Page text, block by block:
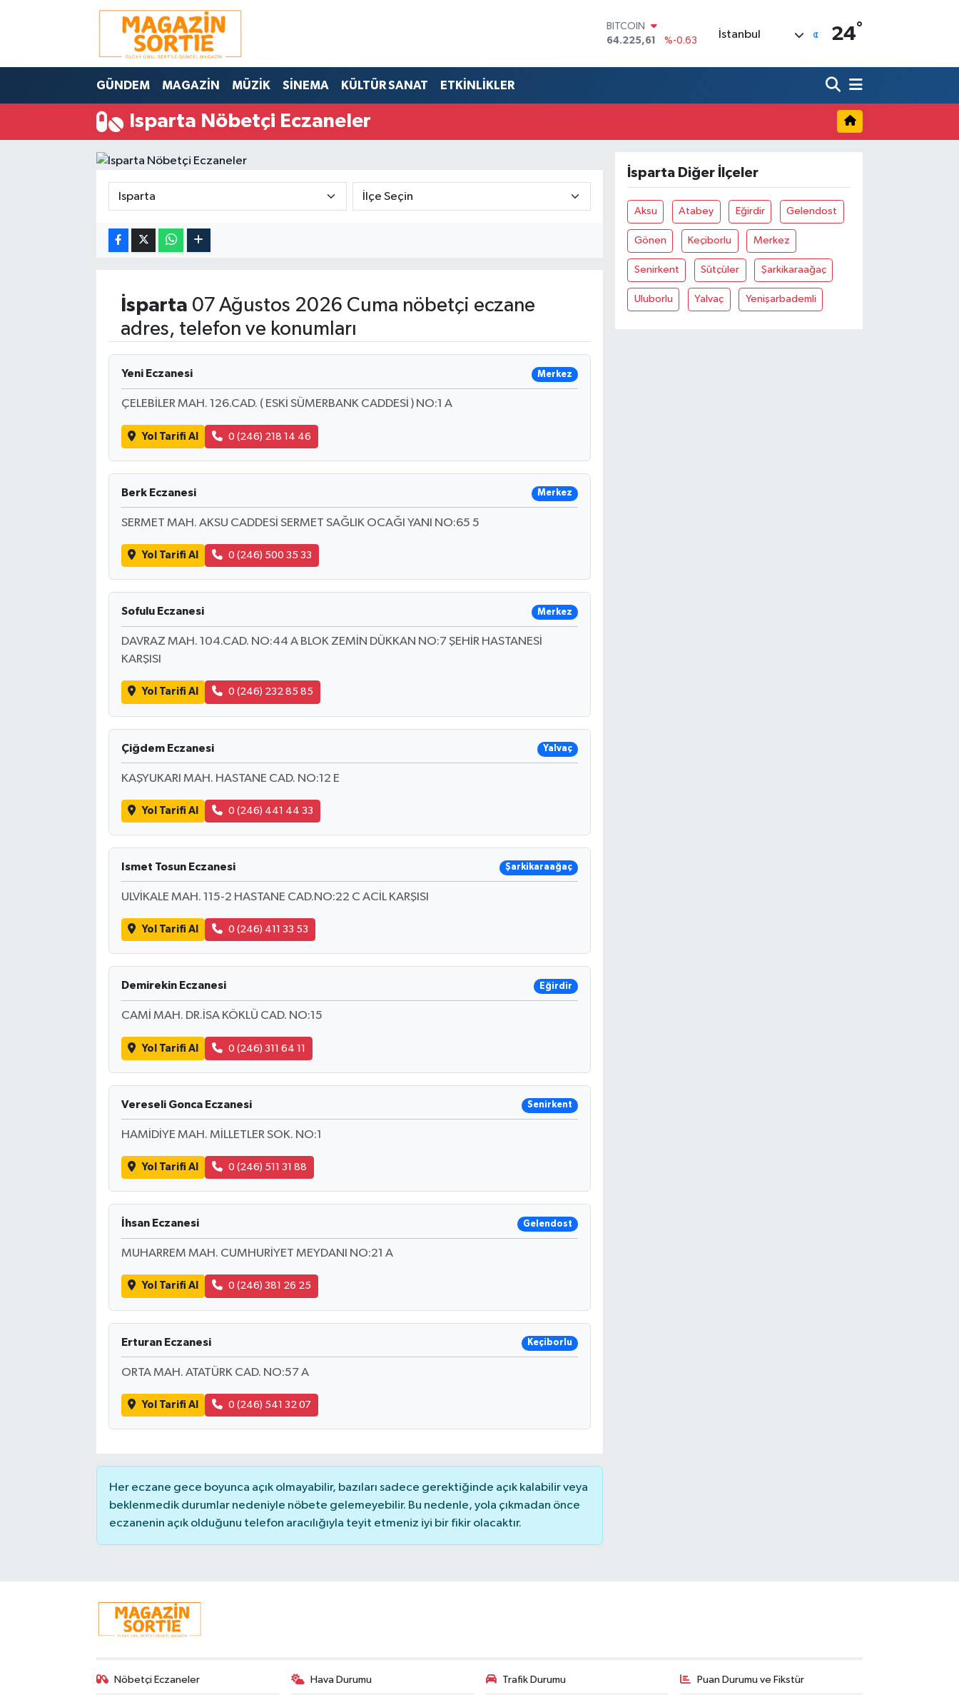
BITCOIN
64.225,61
%-0.63
47,6704
%0
GRAM ALTIN
BİST100
13.799
İstanbul 24°
GÜNDEM MAGAZİN MÜZİK SİNEMA KÜLTÜR SANAT ETKİNLİKLER
Isparta Nöbetçi Eczaneler
İsparta 07 Ağustos 2026 Cuma nöbetçi eczane
adres, telefon ve konumları
Yeni Eczanesi Merkez
ÇELEBİLER MAH. 126.CAD. ( ESKİ SÜMERBANK CADDESİ ) NO:1 A
Yol Tarifi Al 0 (246) 218 14 46
Berk Eczanesi Merkez
SERMET MAH. AKSU CADDESİ SERMET SAĞLIK OCAĞI YANI NO:65 5
Yol Tarifi Al 0 (246) 500 35 33
Sofulu Eczanesi Merkez
DAVRAZ MAH. 104.CAD. NO:44 A BLOK ZEMİN DÜKKAN NO:7 ŞEHİR HASTANESİ
KARŞISI
Yol Tarifi Al 0 (246) 232 85 85
Çiğdem Eczanesi Yalvaç
KAŞYUKARI MAH. HASTANE CAD. NO:12 E
Yol Tarifi Al 0 (246) 441 44 33
Ismet Tosun Eczanesi Şarkikaraağaç
ULVİKALE MAH. 115-2 HASTANE CAD.NO:22 C ACİL KARŞISI
Yol Tarifi Al 0 (246) 411 33 53
Demirekin Eczanesi Eğirdir
CAMİ MAH. DR.İSA KÖKLÜ CAD. NO:15
Yol Tarifi Al 0 (246) 311 64 11
Vereseli Gonca Eczanesi Senirkent
HAMİDİYE MAH. MİLLETLER SOK. NO:1
Yol Tarifi Al 0 (246) 511 31 88
İhsan Eczanesi Gelendost
MUHARREM MAH. CUMHURİYET MEYDANI NO:21 A
Yol Tarifi Al 0 (246) 381 26 25
Erturan Eczanesi Keçiborlu
ORTA MAH. ATATÜRK CAD. NO:57 A
Yol Tarifi Al 0 (246) 541 32 07
Her eczane gece boyunca açık olmayabilir, bazıları sadece gerektiğinde açık kalabilir veya
beklenmedik durumlar nedeniyle nöbete gelemeyebilir. Bu nedenle, yola çıkmadan önce
eczanenin açık olduğunu telefon aracılığıyla teyit etmeniz iyi bir fikir olacaktır.
İsparta Diğer İlçeler
Aksu Atabey Eğirdir Gelendost
Gönen Keçiborlu Merkez
Senirkent Sütçüler Şarkikaraağaç
Uluborlu Yalvaç Yenişarbademli
Nöbetçi Eczaneler Hava Durumu Trafik Durumu Puan Durumu ve Fikstür
Nöbetçi Eczaneler
Hava Durumu
Trafik Durumu
Süper Lig Puan Durumu ve Fikstür
Tüm Manşetler
Son Dakika Haberleri